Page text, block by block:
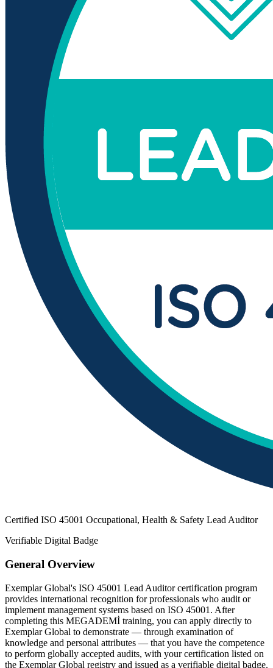
Certified ISO 45001 Occupational, Health & Safety Lead Auditor
Verifiable Digital Badge
General Overview
Exemplar Global's ISO 45001 Lead Auditor certification program
provides international recognition for professionals who audit or
implement management systems based on ISO 45001. After
completing this MEGADEMİ training, you can apply directly to
Exemplar Global to demonstrate — through examination of
knowledge and personal attributes — that you have the competence
to perform globally accepted audits, with your certification listed on
the Exemplar Global registry and issued as a verifiable digital badge.